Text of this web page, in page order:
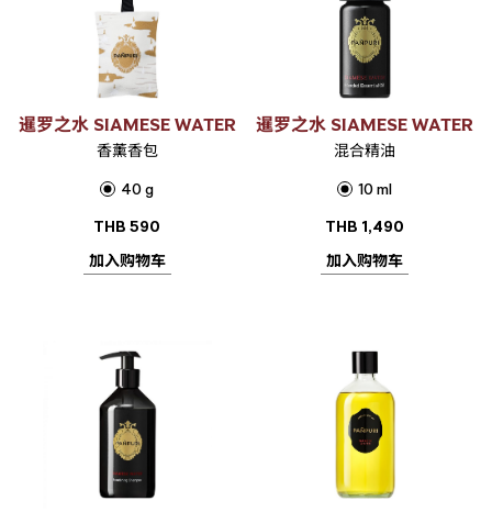
暹罗之水 SIAMESE WATER
香薰香包
40 g
THB590
加入购物车
暹罗之水 SIAMESE WATER
混合精油
10 ml
THB 1,490
加入购物车